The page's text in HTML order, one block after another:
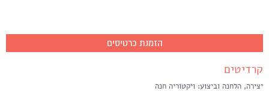
הזמנת כרטיסים
קרדיטים
יצירה, הלחנה וביצוע: ויקטוריה חנה